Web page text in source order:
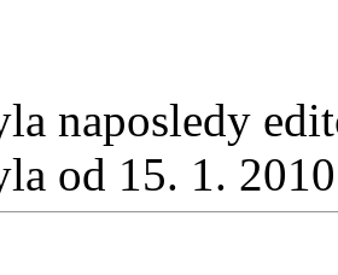
naposledy
od 15. 1.